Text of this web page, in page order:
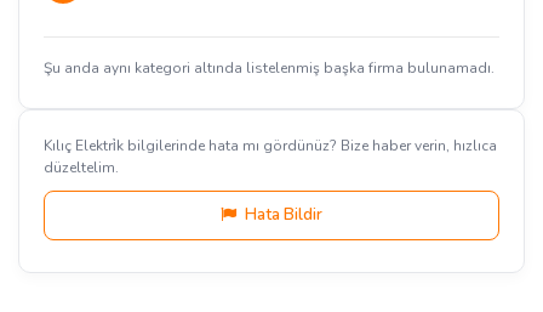
Şu anda aynı kategori altında listelenmiş başka firma bulunamadı.
Kılıç Elektri̇k bilgilerinde hata mı gördünüz? Bize haber verin, hızlıca
düzeltelim.
Hata Bildir